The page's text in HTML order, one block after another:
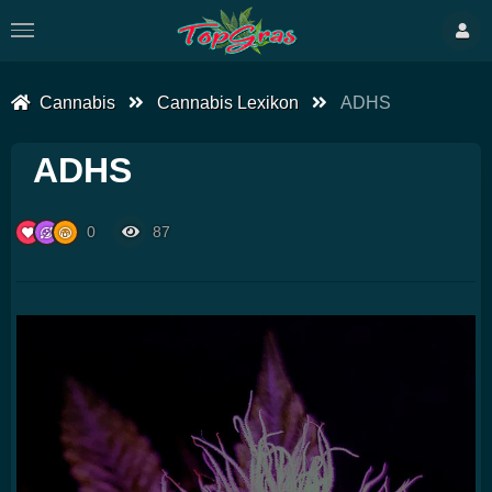
Cannabis Cannabis Lexikon ADHS
ADHS
0 87